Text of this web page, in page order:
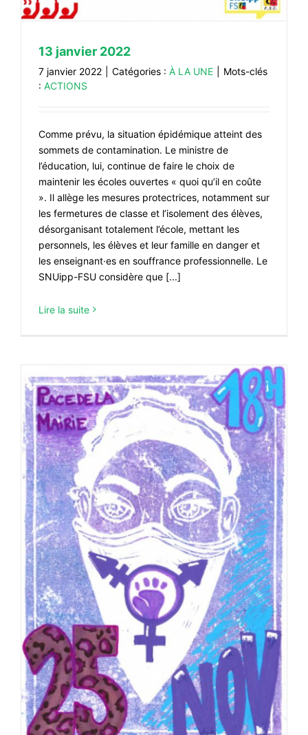
13 janvier 2022
7 janvier 2022 Catégories : À LA UNE
Mots-clés
: ACTIONS
Comme prévu, la situation épidémique atteint des
sommets de contamination. Le ministre de
l’éducation, lui, continue de faire le choix de
maintenir les écoles ouvertes « quoi qu’il en coûte
». Il allège les mesures protectrices, notamment sur
les fermetures de classe et l’isolement des élèves,
désorganisant totalement l’école, mettant les
personnels, les élèves et leur famille en danger et
les enseignant·es en souffrance professionnelle. Le
SNUipp-FSU considère que [...]
Lire la suite